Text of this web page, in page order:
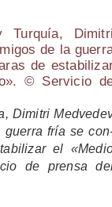
Dimi­tri
gue­rra fría se
el
de pren­sa